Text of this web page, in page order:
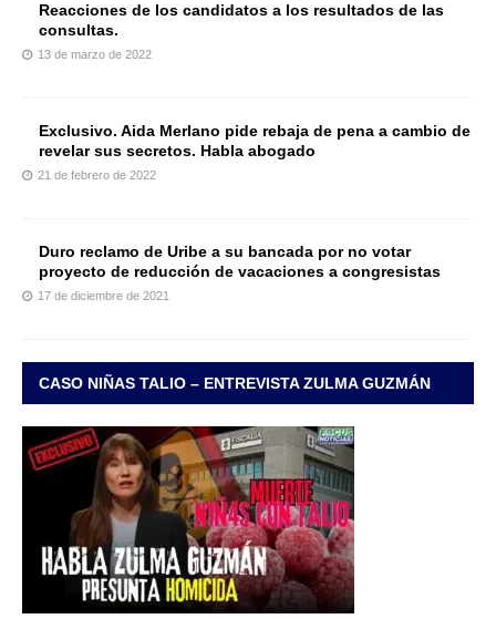
Reacciones de los candidatos a los resultados de las
consultas.
13 de marzo de 2022
Exclusivo. Aida Merlano pide rebaja de pena a cambio de
revelar sus secretos. Habla abogado
21 de febrero de 2022
Duro reclamo de Uribe a su bancada por no votar
proyecto de reducción de vacaciones a congresistas
17 de diciembre de 2021
CASO NIÑAS TALIO – ENTREVISTA ZULMA GUZMÁN